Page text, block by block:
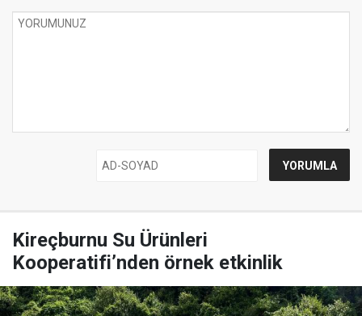
Kireçburnu Su Ürünleri
Kooperatifi’nden örnek etkinlik